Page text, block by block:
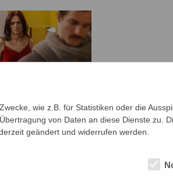
wie z.B. für Statistiken oder die
von Daten an diese Dienste zu.
geändert und widerrufen werden.